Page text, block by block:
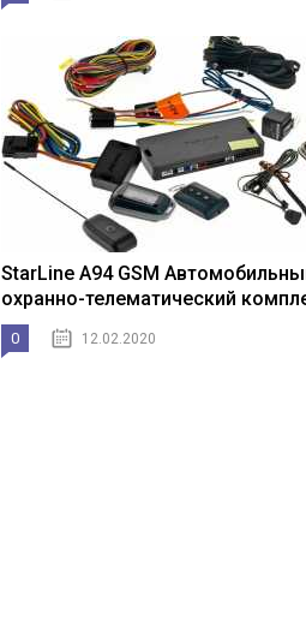
StarLine A94 GSM
охранно-телематический
0 12.02.2020